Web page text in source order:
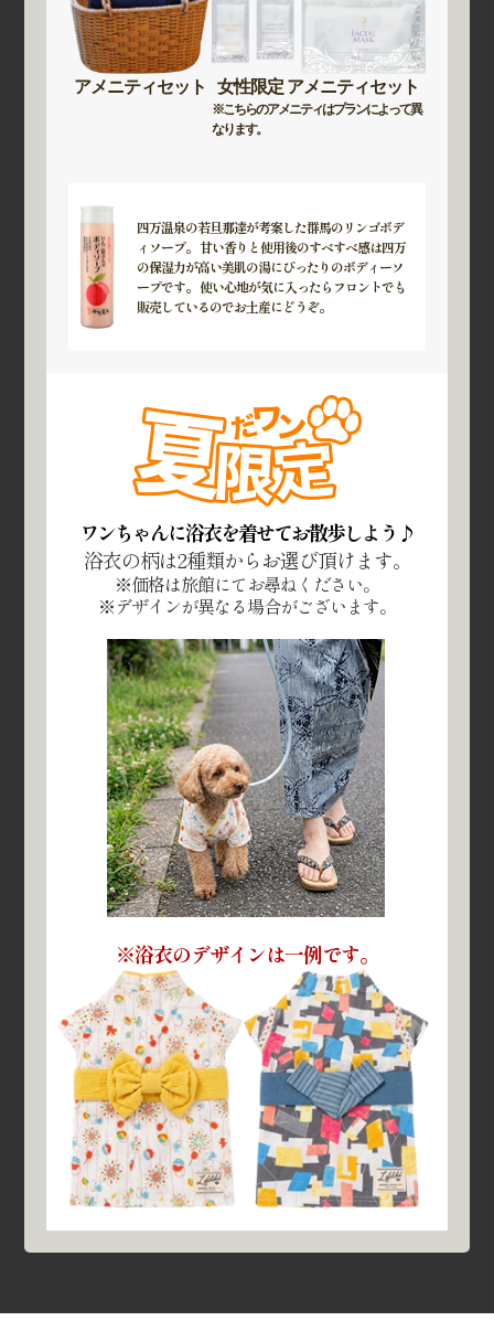
アメニティセット 女性限定 アメニティセット
※こちらのアメニティはプランによって異
なります。
四万温泉の若旦那達が考案した群馬のリンゴボデ
ィソープ。 甘い香りと使用後のすべすべ感は四万
の保湿力が高い美肌の湯にぴったりのボディーソ
ープです。 使い心地が気に入ったらフロントでも
販売しているのでお土産にどうぞ。
ワンちゃんに浴衣を着せてお散歩しよう♪
浴衣の柄は2種類からお選び頂けます。
※価格は旅館にてお尋ねください。
※デザインが異なる場合がございます。
※浴衣のデザインは一例です。